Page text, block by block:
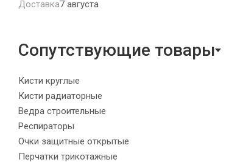
Доставка7 августа
Сопутствующие товары
Кисти круглые
Кисти радиаторные
Ведра строительные
Респираторы
Очки защитные открытые
Перчатки трикотажные